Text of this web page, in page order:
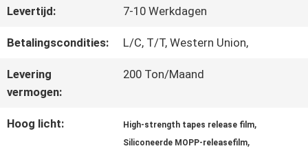
FABRIEKSTOCHT
KWALITEITSCONTROLE
NEEM
Levertijd: 7-10 Werkdagen
Betalingscondities: L/C, T/T, Western Union,
Levering
vermogen:
200 Ton/Maand
Hoog licht: High-strength tapes release film,
Siliconeerde MOPP-releasefilm,